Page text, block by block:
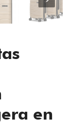
en